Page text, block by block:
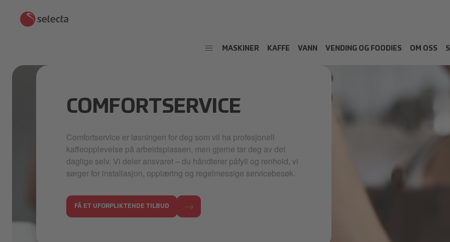
MASKINER KAFFE VANN VENDING OG FOODIES OM OSS
COMFORTSERVICE
Comfortservice er løsningen for deg som vil ha profesjonell
kaffeopplevelse på arbeidsplassen, men gjerne tar deg av det
daglige selv. Vi deler ansvaret – du håndterer påfyll og renhold, vi
sørger for installasjon, opplæring og regelmessige servicebesøk.
FÅ ET UFORPLIKTENDE TILBUD